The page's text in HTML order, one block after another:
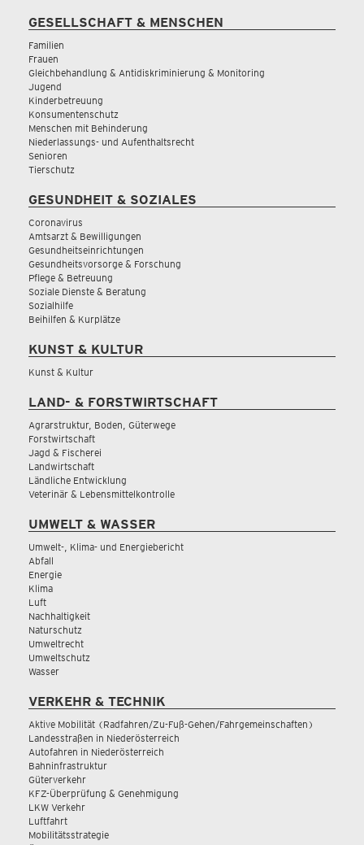
GESELLSCHAFT & MENSCHEN
Familien
Frauen
Gleichbehandlung & Antidiskriminierung & Monitoring
Jugend
Kinderbetreuung
Konsumentenschutz
Menschen mit Behinderung
Niederlassungs- und Aufenthaltsrecht
Senioren
Tierschutz
GESUNDHEIT & SOZIALES
Coronavirus
Amtsarzt & Bewilligungen
Gesundheitseinrichtungen
Gesundheitsvorsorge & Forschung
Pflege & Betreuung
Soziale Dienste & Beratung
Sozialhilfe
Beihilfen & Kurplätze
KUNST & KULTUR
Kunst & Kultur
LAND- & FORSTWIRTSCHAFT
Agrarstruktur, Boden, Güterwege
Forstwirtschaft
Jagd & Fischerei
Landwirtschaft
Ländliche Entwicklung
Veterinär & Lebensmittelkontrolle
UMWELT & WASSER
Umwelt-, Klima- und Energiebericht
Abfall
Energie
Klima
Luft
Nachhaltigkeit
Naturschutz
Umweltrecht
Umweltschutz
Wasser
VERKEHR & TECHNIK
Aktive Mobilität (Radfahren/Zu-Fuß-Gehen/Fahrgemeinschaften)
Landesstraßen in Niederösterreich
Autofahren in Niederösterreich
Bahninfrastruktur
Güterverkehr
KFZ-Überprüfung & Genehmigung
LKW Verkehr
Luftfahrt
Mobilitätsstrategie